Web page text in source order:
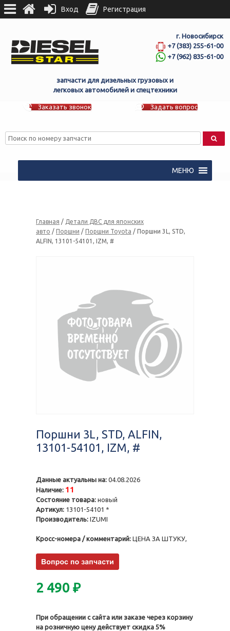
г. Новосибирск
+7 (383) 255-61-00
+7 (962) 835-61-00
запчасти для дизельных грузовых и
легковых автомобилей и спецтехники
Заказать звонок Задать вопрос
МЕНЮ
Главная / Детали ДВС для японских
авто / Поршни / Поршни Toyota / Поршни 3L, STD,
ALFIN, 13101-54101, IZM, #
Поршни 3L, STD, ALFIN,
13101-54101, IZM, #
Данные актуальны на: 04.08.2026
Наличие: 11
Состояние товара: новый
Артикул: 13101-54101 *
Производитель: IZUMI
Кросс-номера / комментарий: ЦЕНА ЗА ШТУКУ,
2 490 ₽
При обращении с сайта или заказе через корзину
на розничную цену действует скидка 5%
Вход Регистрация